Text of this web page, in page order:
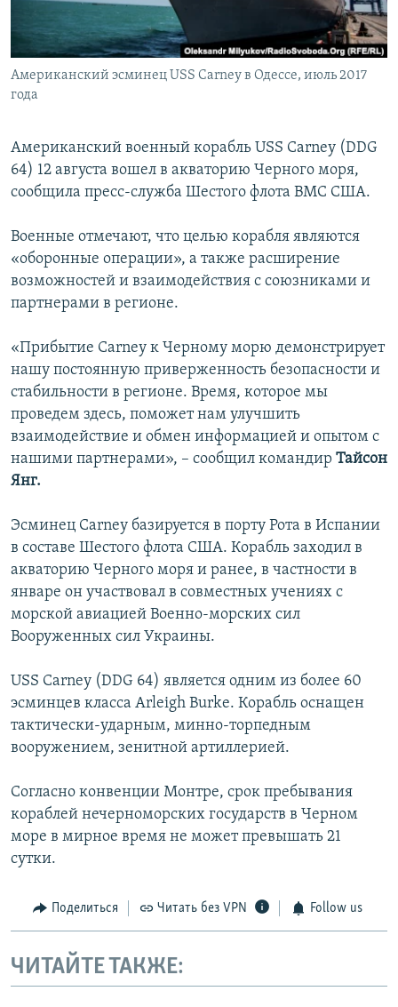
ПОБЕДИТЕЛЕЙ НЕ СУДЯТ?
КРЫМ.НЕПОКОРЕННЫЙ
ELIFBE
ПРИСОЕДИНЯЙТЕСЬ!
Американский эсминец USS Carney в Одессе, июль 2017
года
Американский военный корабль USS Carney (DDG
64) 12 августа вошел в акваторию Черного моря,
сообщила пресс-служба Шестого флота ВМС США.
Военные отмечают, что целью корабля являются
«оборонные операции», а также расширение
возможностей и взаимодействия с союзниками и
партнерами в регионе.
«Прибытие Carney к Черному морю демонстрирует
нашу постоянную приверженность безопасности и
стабильности в регионе. Время, которое мы
проведем здесь, поможет нам улучшить
взаимодействие и обмен информацией и опытом с
нашими партнерами», – сообщил командир Тайсон
Янг.
Эсминец Carney базируется в порту Рота в Испании
в составе Шестого флота США. Корабль заходил в
акваторию Черного моря и ранее, в частности в
январе он участвовал в совместных учениях с
морской авиацией Военно-морских сил
Вооруженных сил Украины.
USS Carney (DDG 64) является одним из более 60
эсминцев класса Arleigh Burke. Корабль оснащен
тактически-ударным, минно-торпедным
вооружением, зенитной артиллерией.
Согласно конвенции Монтре, срок пребывания
кораблей нечерноморских государств в Черном
море в мирное время не может превышать 21
сутки.
Поделиться Читать без VPN Follow us
ЧИТАЙТЕ ТАКЖЕ: